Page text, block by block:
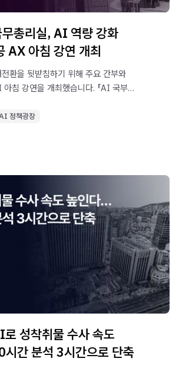
총리실, AI 역량 강화
AX 아침 강연 개최
환을 뒷받침하기 위해 주요 간부와
침 강연을 개최했습니다. 『AI 국부론』
명했습니다.
정책광장
성착취물 수사 속도
간 분석 3시간으로 단축